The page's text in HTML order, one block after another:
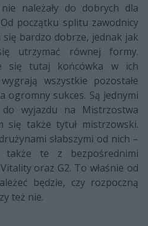
należały do dobrych dla
początku splitu zawodnicy
bardzo dobrze, jednak jak
utrzymać równej formy.
się tutaj końcówka w ich
wszystkie pozostałe
ogromny sukces. Są jednymi
wyjazdu na Mistrzostwa
się także tytuł mistrzowski.
słabszymi od nich –
także te z bezpośrednimi
Vitality oraz G2. To właśnie od
będzie, czy rozpoczną
też nie.